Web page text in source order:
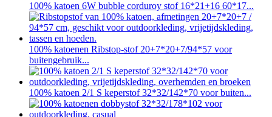
100% katoen 6W bubble corduroy stof 16*21+16 60*17...
100% katoenen Ribstop-stof 20+7*20+7/94*57 voor
buitengebruik...
100% katoen 2/1 S keperstof 32*32/142*70 voor buiten...